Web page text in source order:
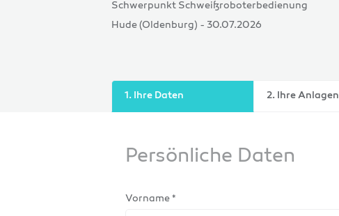
Schwerpunkt Schweißroboterbedienung
Hude (Oldenburg) - 30.07.2026
1. Ihre Daten 2. Ihre Anlagen
Persönliche Daten
Vorname *